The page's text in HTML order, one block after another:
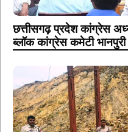
छत्तीसगढ़ प्रदेश कांग्रेस
ब्लॉक कांग्रेस कमेटी